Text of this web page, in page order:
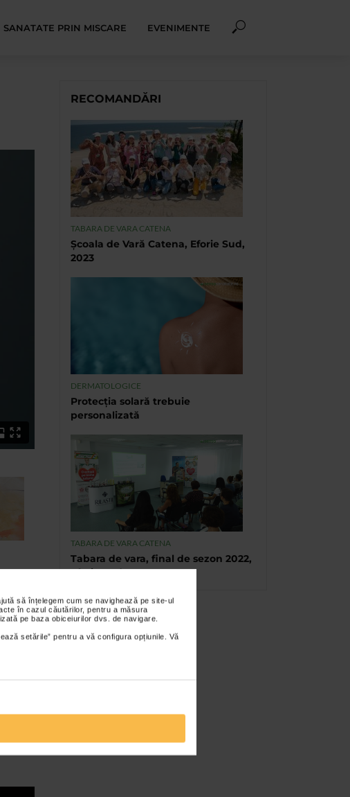
să înțelegem cum se navighează pe site-ul
în cazul căutărilor, pentru a măsura
pe baza obiceiurilor dvs. de navigare.
setările” pentru a vă configura opțiunile. Vă
SANATATE PRIN MISCARE EVENIMENTE
RECOMANDĂRI
TABARA DE VARA CATENA
Școala de Vară Catena, Eforie Sud,
2023
DERMATOLOGICE
Protecția solară trebuie
personalizată
TABARA DE VARA CATENA
Tabara de vara, final de sezon 2022,
Eforie Sud